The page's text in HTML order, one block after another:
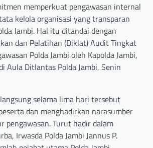
memperkuat pengawasan internal
kelola organisasi yang transparan
Jambi. Hal itu ditandai dengan
dan Pelatihan (Diklat) Audit Tingkat
Polda Jambi oleh Kapolda Jambi,
Aula Ditlantas Polda Jambi, Senin
selama lima hari tersebut
dan menghadirkan narasumber
pengawasan. Turut hadir dalam
Irwasda Polda Jambi Jannus P.